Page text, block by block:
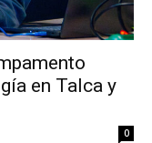
en Talca y
0